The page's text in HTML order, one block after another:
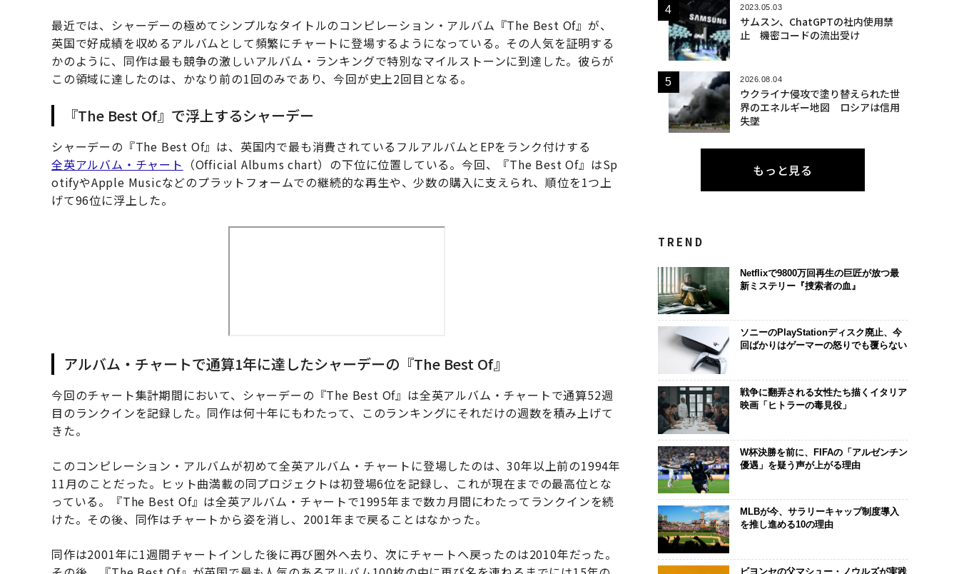
最近では、シャーデーの極めてシンプルなタイトルのコンピレーション・アルバム『The Best Of』が、
英国で好成績を収めるアルバムとして頻繁にチャートに登場するようになっている。その人気を証明する
かのように、同作は最も競争の激しいアルバム・ランキングで特別なマイルストーンに到達した。彼らが
この領域に達したのは、かなり前の1回のみであり、今回が史上2回目となる。
『The Best Of』で浮上するシャーデー
シャーデーの『The Best Of』は、英国内で最も消費されているフルアルバムとEPをランク付けする
全英アルバム・チャート （Official Albums chart）の下位に位置している。今回、『The Best Of』はSp
otifyやApple Musicなどのプラットフォームでの継続的な再生や、少数の購入に支えられ、順位を1つ上
げて96位に浮上した。
アルバム・チャートで通算1年に達したシャーデーの『The Best Of』
今回のチャート集計期間において、シャーデーの『The Best Of』は全英アルバム・チャートで通算52週
目のランクインを記録した。同作は何十年にもわたって、このランキングにそれだけの週数を積み上げて
きた。
このコンピレーション・アルバムが初めて全英アルバム・チャートに登場したのは、30年以上前の1994年
11月のことだった。ヒット曲満載の同プロジェクトは初登場6位を記録し、これが現在までの最高位とな
っている。『The Best Of』は全英アルバム・チャートで1995年まで数カ月間にわたってランクインを続
けた。その後、同作はチャートから姿を消し、2001年まで戻ることはなかった。
同作は2001年に1週間チャートインした後に再び圏外へ去り、次にチャートへ戻ったのは2010年だった。
2023.05.03
サムスン、ChatGPTの社内使用禁
止 機密コードの流出受け
2026.08.04
ウクライナ侵攻で塗り替えられた世
界のエネルギー地図 ロシアは信用
失墜
もっと見る
TREND
Netflixで9800万回再生の巨匠が放つ最
新ミステリー『捜索者の血』
ソニーのPlayStationディスク廃止、今
回ばかりはゲーマーの怒りでも覆らない
戦争に翻弄される女性たち描くイタリア
映画「ヒトラーの毒見役」
W杯決勝を前に、FIFAの「アルゼンチン
優遇」を疑う声が上がる理由
MLBが今、サラリーキャップ制度導入
を推し進める10の理由
ビヨンセの父マシュー・ノウルズが実践